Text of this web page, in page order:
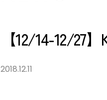
【12/14-12/27
2018.12.11